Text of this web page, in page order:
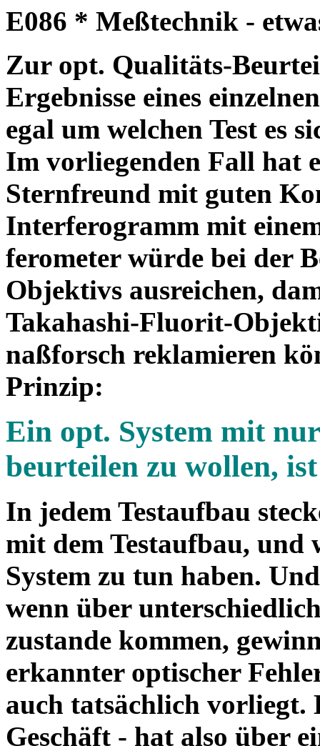
E086 * Meßtechnik -
Zur opt. Qualitäts-
Ergebnisse eines
egal um welchen Test es
Im vorliegenden Fall hat
Sternfreund mit guten
Interferogramm mit
ferometer würde bei der
Objektivs ausreichen,
Takahashi-Fluorit-
naßforsch reklamieren
Prinzip:
Ein opt. System mit
beurteilen zu wollen,
In jedem Testaufbau
mit dem Testaufbau, und
System zu tun haben.
wenn über
zustande kommen,
erkannter optischer
auch tatsächlich vorliegt.
Geschäft - hat also über